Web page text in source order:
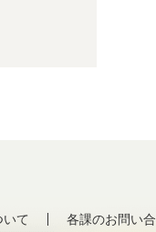
て 各課のお問い